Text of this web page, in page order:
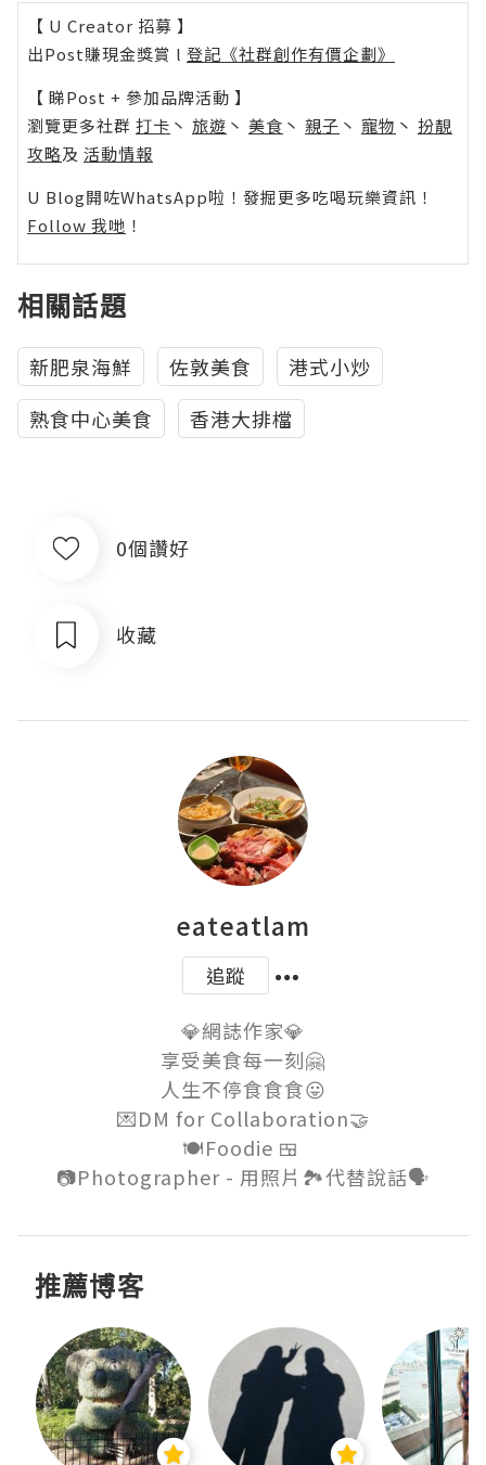
【 U Creator 招募 】
出Post賺現金獎賞 l 登記《社群創作有價企劃》
【 睇Post + 參加品牌活動 】
瀏覽更多社群 打卡 丶 旅遊 丶 美食 丶 親子 丶 寵物 丶 扮靚
攻略及 活動情報
U Blog開咗WhatsApp啦！發掘更多吃喝玩樂資訊！
Follow 我哋 ！
相關話題
新肥泉海鮮 佐敦美食
港式小炒
熟食中心美食
香港大排檔
0個讚好
收藏
eateatlam
追蹤
💎網誌作家💎
享受美食每一刻🤗
人生不停食食食😛
💌DM for Collaboration🤝
🍽Foodie 🍱
推薦博客